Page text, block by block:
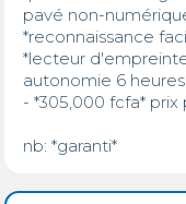
pavé non-
*reconnaissance
*lecteur
autonomie 6
- *305,000 fcfa* prix
nb: *garanti*